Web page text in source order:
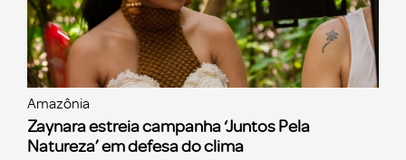
Amazônia
Zaynara estreia campanha ‘Juntos Pela
Natureza’ em defesa do clima